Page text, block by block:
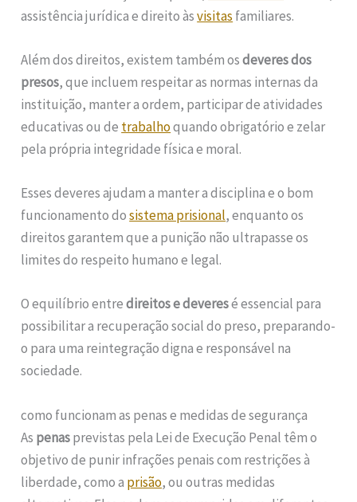
assistência jurídica e direito àsvisitas familiares.
Além dos direitos, existem também osdeveres dos
presos, que incluem respeitar as normas internas da
instituição, manter a ordem, participar de atividades
educativas ou de trabalhoquando obrigatório e zelar
pela própria integridade física e moral.
Esses deveres ajudam a manter a disciplina e o bom
funcionamento dosistema prisional, enquanto os
direitos garantem que a punição não ultrapasse os
limites do respeito humano e legal.
O equilíbrio entredireitos e deveresé essencial para
possibilitar a recuperação social do preso, preparando-
o para uma reintegração digna e responsável na
sociedade.
como funcionam as penas e medidas de segurança
As penasprevistas pela Lei de Execução Penal têm o
objetivo de punir infrações penais com restrições à
liberdade, como a prisão, ou outras medidas